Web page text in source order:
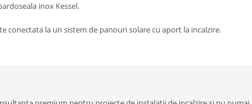
inox Kessel.
conectata la un sistem de panouri solare cu aport la incalzire.